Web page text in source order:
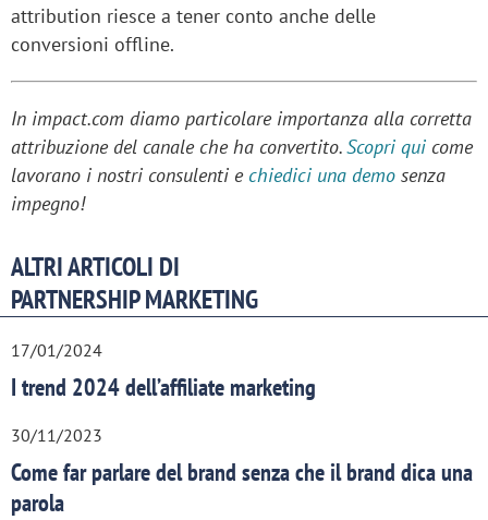
attribution riesce a tener conto anche delle
conversioni offline.
In impact.com diamo particolare importanza alla corretta
attribuzione del canale che ha convertito.Scopri qui come
lavorano i nostri consulenti e chiedici una demo senza
impegno!​
ALTRI ARTICOLI DI
PARTNERSHIP MARKETING
17/01/2024
I trend 2024 dell’affiliate marketing
30/11/2023
Come far parlare del brand senza che il brand dica una
parola